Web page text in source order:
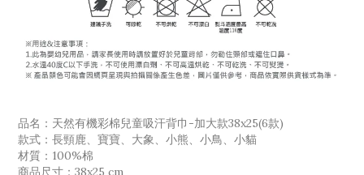
品名：天然有機彩棉兒童吸汗背巾-加大款38x25(6款)
款式：長頸鹿、寶寶、大象、小熊、小鳥、小貓
材質：100%棉
商品尺寸：38x25 cm